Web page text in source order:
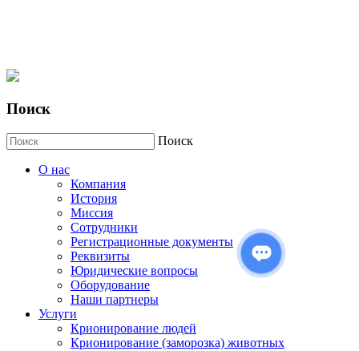
Поиск
Поиск
О нас
Компания
История
Миссия
Сотрудники
Регистрационные документы
Реквизиты
Юридические вопросы
Оборудование
Наши партнеры
Услуги
Крионирование людей
Крионирование (заморозка) животных